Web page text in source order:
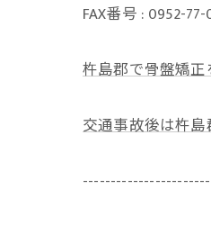
FAX番号 : 0952-77-
杵島郡で骨盤矯
交通事故後は杵